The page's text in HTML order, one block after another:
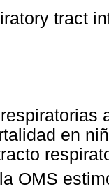
tract
en
OMS